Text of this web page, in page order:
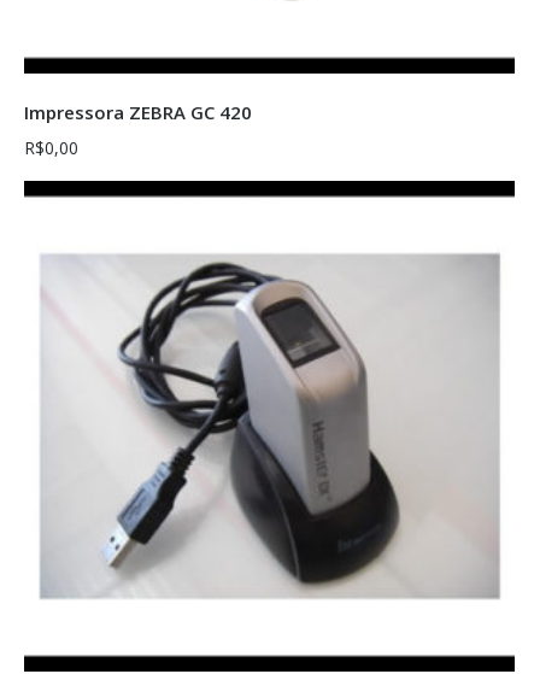
Impressora ZEBRA GC 420
R$0,00